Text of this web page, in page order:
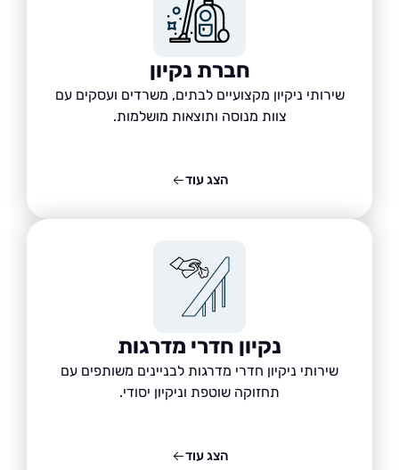
חברת נקיון
שירותי ניקיון מקצועיים לבתים, משרדים ועסקים עם
צוות מנוסה ותוצאות מושלמות.
נקיון חדרי מדרגות
שירותי ניקיון חדרי מדרגות לבניינים משותפים עם
תחזוקה שוטפת וניקיון יסודי.